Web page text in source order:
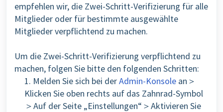
empfehlen wir, die Zwei-Schritt-Verifizierung für alle
Mitglieder oder für bestimmte ausgewählte
Mitglieder verpflichtend zu machen.
Um die Zwei-Schritt-Verifizierung verpflichtend zu
machen, folgen Sie bitte den folgenden Schritten:
1. Melden Sie sich bei derAdmin-Konsole an＞
Klicken Sie oben rechts auf das Zahnrad-Symbol
＞Auf der Seite „Einstellungen“＞Aktivieren Sie